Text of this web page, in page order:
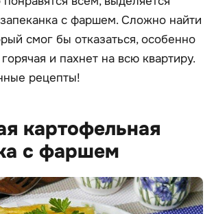
с фаршем. Сложно найти
смог бы отказаться, особенно
и пахнет на всю квартиру.
рецепты!
картофельная
с фаршем